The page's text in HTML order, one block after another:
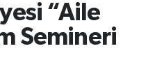
“Aile
Semineri